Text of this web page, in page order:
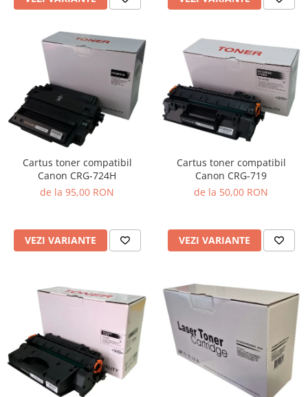
Cartus toner compatibil
Canon CRG-724H
de la 95,00 RON
VEZI VARIANTE
Cartus toner compatibil
Canon CRG-719
de la 50,00 RON
VEZI VARIANTE